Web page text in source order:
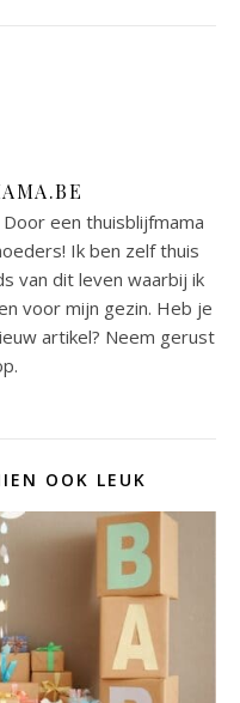
een thuisblijfmama
Ik ben zelf thuis
van dit leven waarbij ik
voor mijn gezin. Heb je
artikel? Neem gerust
OOK LEUK